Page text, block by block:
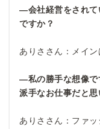
―会社経営をされて
ですか？
ありささん：メイ
―私の勝手な想像で
派手なお仕事だと思
ありささん：ファ